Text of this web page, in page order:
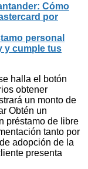
Cómo
por
personal
y cumple tus
halla el botón
obtener
un monto de
Obtén un
préstamo de libre
tanto por
adopción de la
presenta